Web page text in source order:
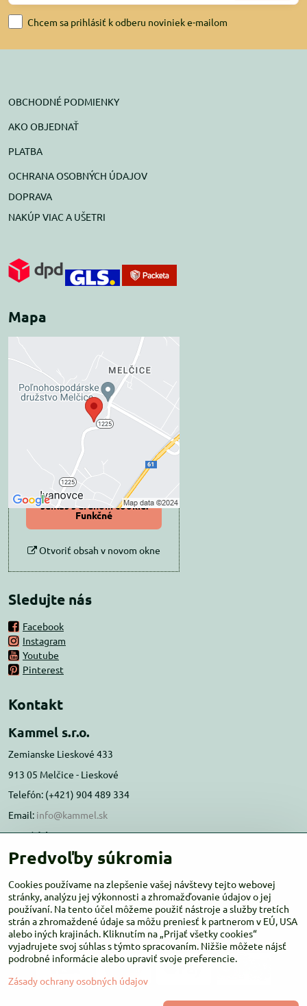
Chcem sa prihlásiť k odberu noviniek e-mailom
OBCHODNÉ PODMIENKY
AKO OBJEDNAŤ
PLATBA
OCHRANA OSOBNÝCH ÚDAJOV
DOPRAVA
NAKÚP VIAC A UŠETRI
Mapa
Externý obsah je
blokovaný Voľbami
súkromia
Prajete si načítať externý obsah?
Povoliť tentokrát
Povoliť a zapamätať -
súhlas s druhom cookie:
Funkčné
Otvoriť obsah v novom okne
Sledujte nás
Facebook
Instagram
Youtube
Pinterest
Kontakt
Kammel s.r.o.
Zemianske Lieskové 433
913 05 Melčice - Lieskové
Telefón: (+421) 904 489 334
Email: info@kammel.sk
Prevádzka:
Administratívna budova PD Melčice
Otváracie hodiny:PO-ŠT 8:00 - 16:00
PIA-NE Zatvorené
Predvoľby súkromia
Cookies používame na zlepšenie vašej návštevy tejto webovej
stránky, analýzu jej výkonnosti a zhromažďovanie údajov o jej
používaní. Na tento účel môžeme použiť nástroje a služby tretích
strán a zhromaždené údaje sa môžu preniesť k partnerom v EÚ, USA
alebo iných krajinách. Kliknutím na „Prijať všetky cookies“
vyjadrujete svoj súhlas s týmto spracovaním. Nižšie môžete nájsť
podrobné informácie alebo upraviť svoje preferencie.
Zásady ochrany osobných údajov